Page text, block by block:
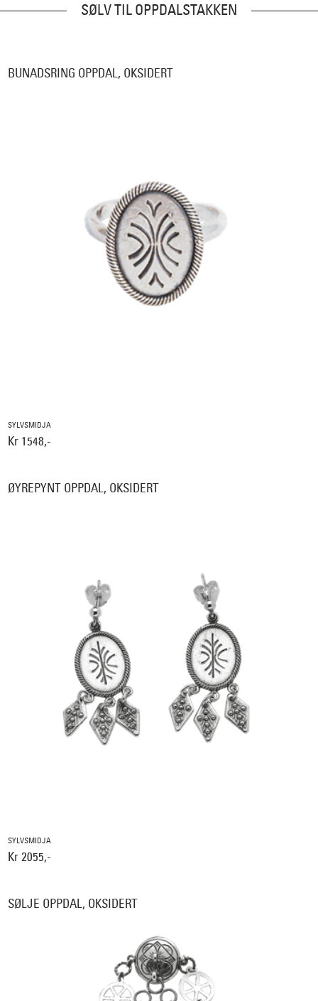
SØLV TIL OPPDALSTAKKEN
BUNADSRING OPPDAL, OKSIDERT
SYLVSMIDJA
Kr 1548,-
ØYREPYNT OPPDAL, OKSIDERT
SYLVSMIDJA
Kr 2055,-
SØLJE OPPDAL, OKSIDERT